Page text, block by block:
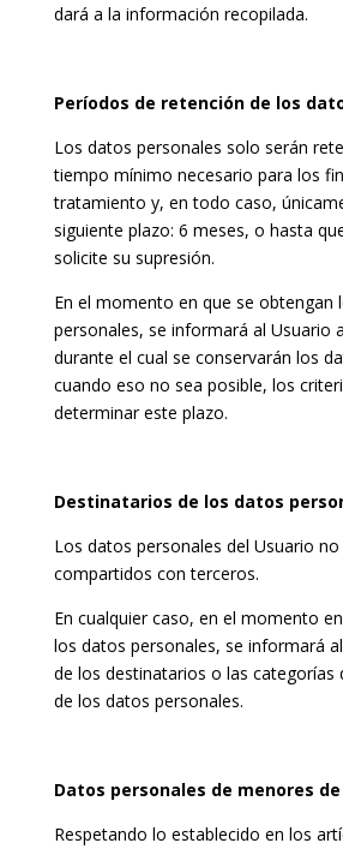
dará a la información recopilada.
Períodos de retención de los
Los datos personales solo serán
tiempo mínimo necesario para los
tratamiento y, en todo caso,
siguiente plazo: 6 meses, o hasta
solicite su supresión.
En el momento en que se obtengan
personales, se informará al Usuario
durante el cual se conservarán los
cuando eso no sea posible, los
determinar este plazo.
Destinatarios de los datos
Los datos personales del Usuario no
compartidos con terceros.
En cualquier caso, en el momento
los datos personales, se informará
de los destinatarios o las categorías
de los datos personales.
Datos personales de menores
Respetando lo establecido en los